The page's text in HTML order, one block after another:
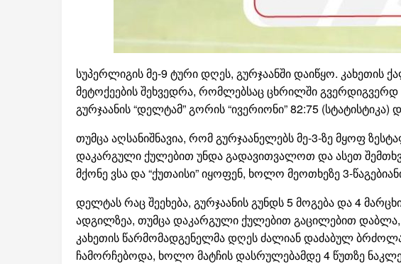
სუპერლიგის მე-9 ტური დღეს, გურჯაანში დაიწყო. კახეთის
მეტოქეების შეხვედრა, რომლებსაც ცხრილში გვერდიგვერდ
გურჯაანის “დელტამ” გორის “ივერიონი” 82:75
თუმცა აღსანიშნავია, რომ გურჯაანელებს მე-3-ზე მყოფ
დაკარგული ქულებით უნდა გადავითვალოთ და ასეთ
მქონე ვსა და “ქუთაისი” იყოფენ, ხოლო მეოთხეზე 3-
დელტას რაც შეეხება, გურჯაანის გუნდს 5 მოგება და 4
ადგილზეა, თუმცა დაკარგული ქულებით გაცილებით
კახეთის წარმომადგენელმა დღეს ძალიან დაძაბულ
ჩამორჩებოდა, ხოლო მატჩის დასრულებამდე 4 წუთზე